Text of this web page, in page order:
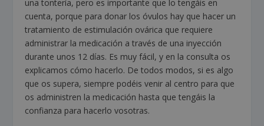
una tontería, pero es importante que lo tengáis en
cuenta, porque para donar los óvulos hay que hacer un
tratamiento de estimulación ovárica que requiere
administrar la medicación a través de una inyección
durante unos 12 días. Es muy fácil, y en la consulta os
explicamos cómo hacerlo. De todos modos, si es algo
que os supera, siempre podéis venir al centro para que
os administren la medicación hasta que tengáis la
confianza para hacerlo vosotras.